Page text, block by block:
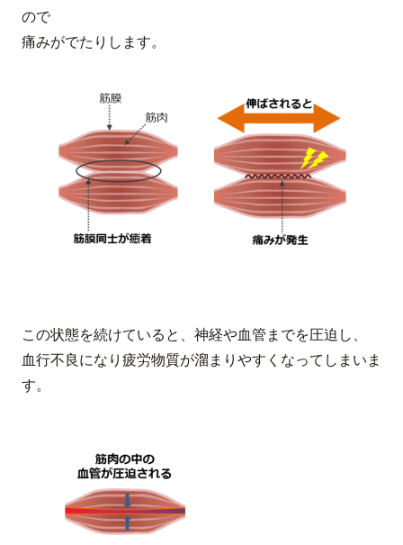
ので
痛みがでたりします。
この状態を続けていると、神経や血管までを圧迫し、
血行不良になり疲労物質が溜まりやすくなってしまいま
す。